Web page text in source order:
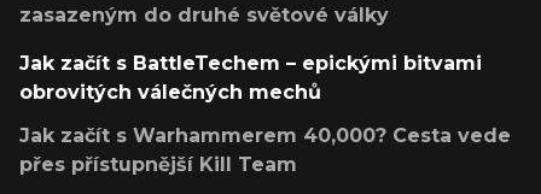
zasazeným do druhé světové války
Jak začít s BattleTechem – epickými bitvami
obrovitých válečných mechů
Jak začít s Warhammerem 40,000? Cesta vede
přes přístupnější Kill Team